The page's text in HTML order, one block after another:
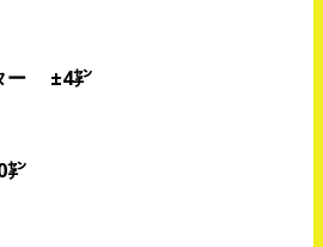
ー ±4㌢
㌢